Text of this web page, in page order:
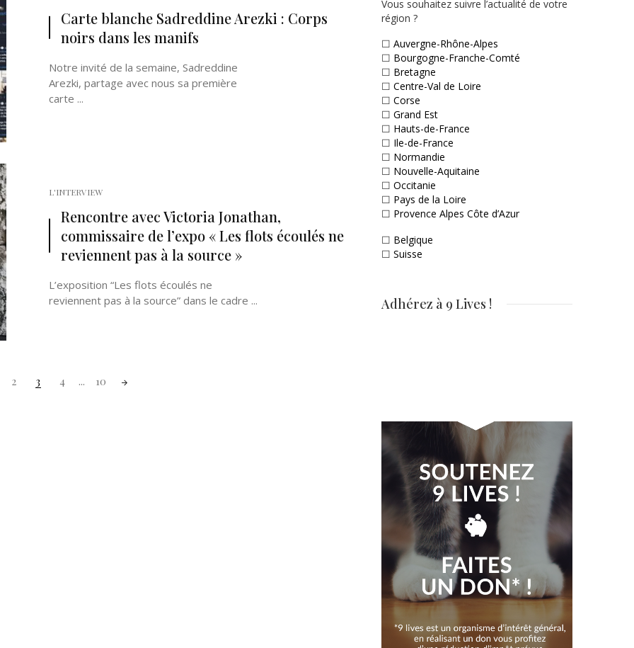
Carte blanche Sadreddine Arezki : Corps
noirs dans les manifs
Notre invité de la semaine, Sadreddine
Arezki, partage avec nous sa première
carte ...
L'INTERVIEW
Rencontre avec Victoria Jonathan,
commissaire de l’expo « Les flots écoulés ne
reviennent pas à la source »
L’exposition “Les flots écoulés ne
reviennent pas à la source” dans le cadre ...
2 3 4 ... 10
Vous souhaitez suivre l’actualité de votre
région ?
☐ Auvergne-Rhône-Alpes
☐ Bourgogne-Franche-Comté
☐ Bretagne
☐ Centre-Val de Loire
☐ Corse
☐ Grand Est
☐ Hauts-de-France
☐ Ile-de-France
☐ Normandie
☐ Nouvelle-Aquitaine
☐ Occitanie
☐ Pays de la Loire
☐ Provence Alpes Côte d’Azur
☐ Belgique
☐ Suisse
Adhérez à 9 Lives !